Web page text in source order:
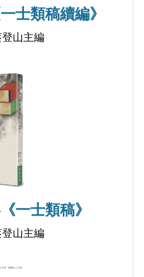
士類稿續編》
山主編
一士類稿》
山主編